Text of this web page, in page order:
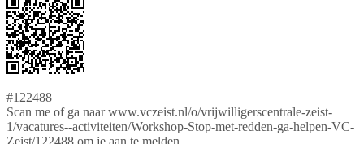
#122488
Scan me of ga naar www.vczeist.nl/o/vrijwilligerscentrale-zeist-
1/vacatures--activiteiten/Workshop-Stop-met-redden-ga-helpen-VC-
Zeist/122488 om je aan te melden